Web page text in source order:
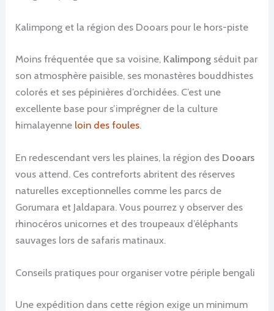
Kalimpong et la région des Dooars pour le hors-piste
Moins fréquentée que sa voisine, Kalimpong séduit par
son atmosphère paisible, ses monastères bouddhistes
colorés et ses pépinières d’orchidées. C’est une
excellente base pour s’imprégner de la culture
himalayenne loin des foules.
En redescendant vers les plaines, la région des Dooars
vous attend. Ces contreforts abritent des réserves
naturelles exceptionnelles comme les parcs de
Gorumara et Jaldapara. Vous pourrez y observer des
rhinocéros unicornes et des troupeaux d’éléphants
sauvages lors de safaris matinaux.
Conseils pratiques pour organiser votre périple bengali
Une expédition dans cette région exige un minimum